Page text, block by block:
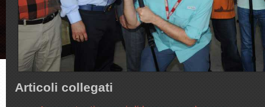
Articoli collegati